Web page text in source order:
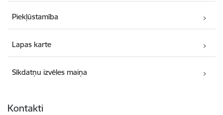
Piekļūstamība
Lapas karte
Sīkdatņu izvēles maiņa
Kontakti